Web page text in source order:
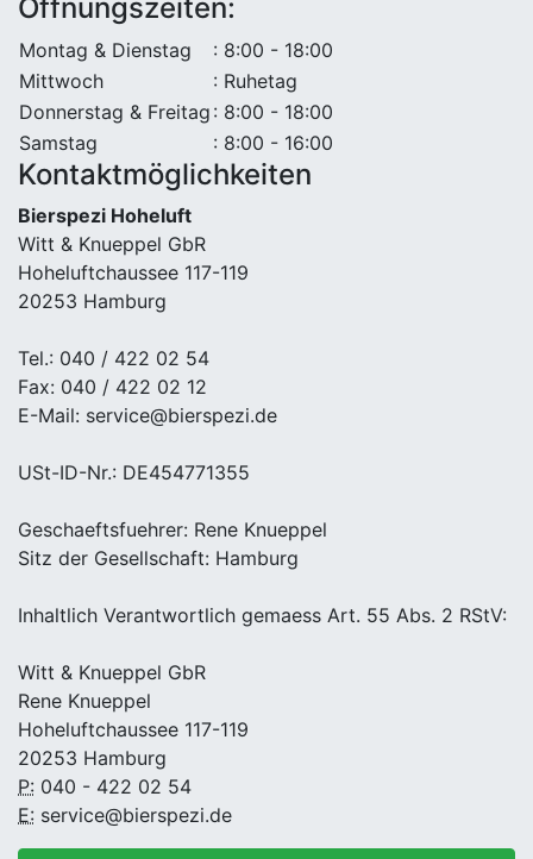
Öffnungszeiten:
Montag & Dienstag
: 8:00 - 18:00
Mittwoch
: Ruhetag
Donnerstag & Freitag : 8:00 - 18:00
Samstag
: 8:00 - 16:00
Kontaktmöglichkeiten
Bierspezi Hoheluft
Witt & Knueppel GbR
Hoheluftchaussee 117-119
20253 Hamburg
Tel.: 040 / 422 02 54
Fax: 040 / 422 02 12
E-Mail: service@bierspezi.de
USt-ID-Nr.: DE454771355
Geschaeftsfuehrer: Rene Knueppel
Sitz der Gesellschaft: Hamburg
Inhaltlich Verantwortlich gemaess Art. 55 Abs. 2 RStV:
Witt & Knueppel GbR
Rene Knueppel
Hoheluftchaussee 117-119
20253 Hamburg
P: 040 - 422 02 54
E: service@bierspezi.de